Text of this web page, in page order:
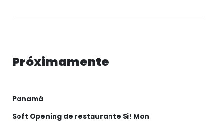
Próximamente
Panamá
Soft Opening de restaurante Si! Mon